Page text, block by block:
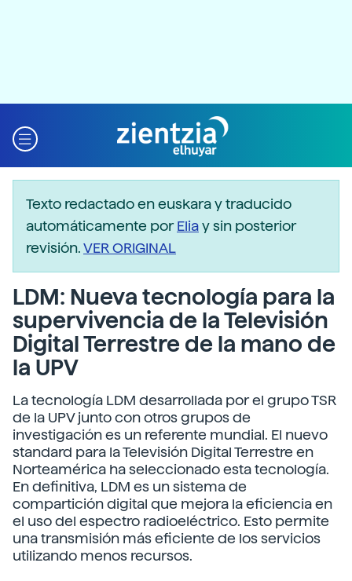
Texto redactado en euskara y traducido
automáticamente porEliay sin posterior
revisión.VER ORIGINAL
LDM: Nueva tecnología para la
supervivencia de la Televisión
Digital Terrestre de la mano de
la UPV
La tecnología LDM desarrollada por el grupo TSR
de la UPV junto con otros grupos de
investigación es un referente mundial. El nuevo
standard para la Televisión Digital Terrestre en
Norteamérica ha seleccionado esta tecnología.
En definitiva, LDM es un sistema de
compartición digital que mejora la eficiencia en
el uso del espectro radioeléctrico. Esto permite
una transmisión más eficiente de los servicios
utilizando menos recursos.